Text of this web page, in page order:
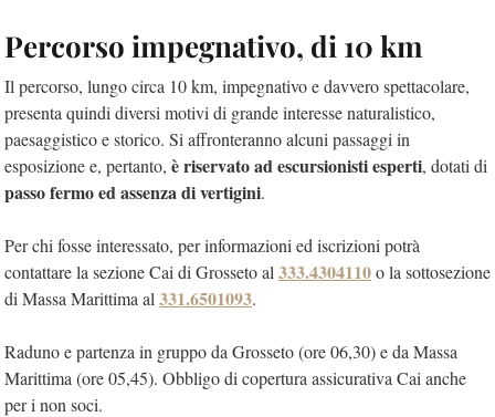
Percorso impegnativo, di 10 km
Il percorso, lungo circa 10 km, impegnativo e davvero spettacolare,
presenta quindi diversi motivi di grande interesse naturalistico,
paesaggistico e storico. Si affronteranno alcuni passaggi in
esposizione e, pertanto, è riservato ad escursionisti esperti, dotati di
passo fermo ed assenza di vertigini.
Per chi fosse interessato, per informazioni ed iscrizioni potrà
contattare la sezione Cai di Grosseto al 333.4304110o la sottosezione
di Massa Marittima al 331.6501093.
Raduno e partenza in gruppo da Grosseto (ore 06,30) e da Massa
Marittima (ore 05,45). Obbligo di copertura assicurativa Cai anche
per i non soci.